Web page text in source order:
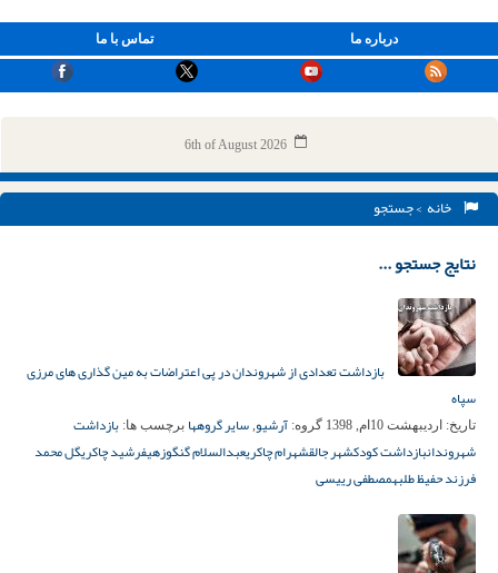
تماس با ما درباره ما
6th of August 2026
خانه > جستجو
نتایج جستجو ...
بازداشت تعدادی از شهروندان در پی اعتراضات به مین گذاری های مرزی
سپاه
تاریخ: اردیبهشت 10ام, 1398 گروه: آرشیو, سایر گروهها برچسب ها: بازداشت
شهروندانبازداشت کودکشهر جالقشهرام چاکریعبدالسلام گنگوزهیفرشید چاکریگل محمد
فرزند حفیظ طلبهمصطفی رییسی